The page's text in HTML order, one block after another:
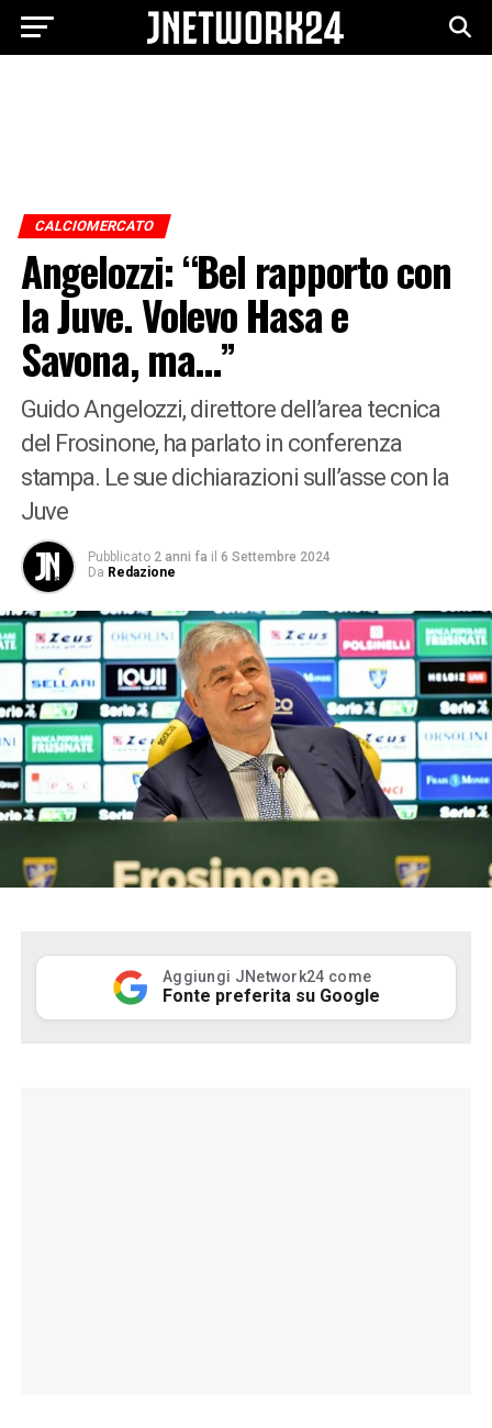
CALCIOMERCATO
Angelozzi: “Bel rapporto con
la Juve. Volevo Hasa e
Savona, ma…”
Guido Angelozzi, direttore dell’area tecnica
del Frosinone, ha parlato in conferenza
stampa. Le sue dichiarazioni sull’asse con la
Juve
Pubblicato 2 anni fa il 6 Settembre 2024
Da Redazione
Aggiungi JNetwork24 come
Fonte preferita su Google